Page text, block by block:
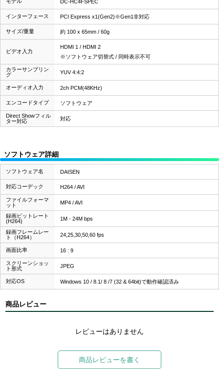
モデル DC-HC4FSPEC
インターフェース PCI Express x1(Gen2)※Gen1非対応
サイズ/重量 約 100 x 65mm / 60g
ビデオ入力
HDMI 1 / HDMI 2
※ソフトウェア切替式 / 同時表示不可
カラーサンプリン
グ
YUV 4:4:2
オーディオ入力 2ch PCM(48KHz)
エンコードタイプ ソフトウェア
Direct Showフィル
ター対応
対応
ソフトウェア詳細
ソフトウェア名 DAISEN
対応コーデック H264 / AVI
ファイルフォーマ
ット
MP4 / AVI
録画ビットレート
(H264)
1M - 24M bps
録画フレームレー
ト（H264）
24,25,30,50,60 fps
画面比率 16 : 9
スクリーンショッ
ト形式
JPEG
対応OS Windows 10 / 8.1/ 8 /7 (32 & 64bit)で動作確認済み
商品レビュー
レビューはありません
商品レビューを書く